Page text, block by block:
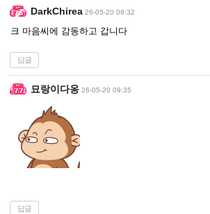
DarkChirea 26-05-20 09:32
크 마음씨에 감동하고 갑니다
답글
묘랑이다옹 26-05-20 09:35
답글